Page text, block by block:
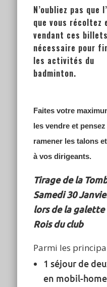
N’oubliez pas que
que vous récoltez
vendant ces
nécessaire pour
les activités du
badminton.
Faites votre
les vendre et pensez
ramener les talons
à vos dirigeants.
Tirage de la
Samedi 30
lors de la galette
Rois du club
Parmi les
1 séjour de
en mobil-